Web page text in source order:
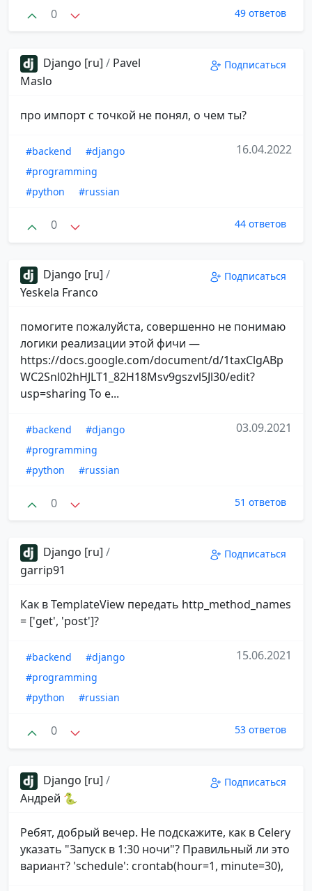
0 49 ответов
Django [ru] / Pavel
Maslo
Подписаться
про импорт с точкой не понял, о чем ты?
#backend
#django
#programming
#python
#russian
16.04.2022
0 44 ответов
Django [ru] /
Yeskela Franco
Подписаться
помогите пожалуйста, совершенно не понимаю
логики реализации этой фичи —
https://docs.google.com/document/d/1taxClgABp
WC2Snl02hHJLT1_82H18Msv9gszvl5Jl30/edit?
usp=sharing То е...
#backend
#django
#programming
#python
#russian
03.09.2021
0 51 ответов
Django [ru] /
garrip91
Подписаться
Как в TemplateView передать http_method_names
= ['get', 'post']?
#backend
#django
#programming
#python
#russian
15.06.2021
0 53 ответов
Django [ru] /
Андрей 🐍
Подписаться
Ребят, добрый вечер. Не подскажите, как в Celery
указать "Запуск в 1:30 ночи"? Правильный ли это
вариант? 'schedule': crontab(hour=1, minute=30),